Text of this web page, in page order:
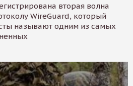
вторая волна
WireGuard, который
называют одним из самых